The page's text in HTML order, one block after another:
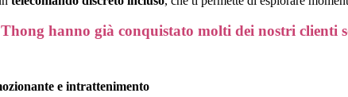
hanno già conquistato molti dei nostri clienti
e intrattenimento